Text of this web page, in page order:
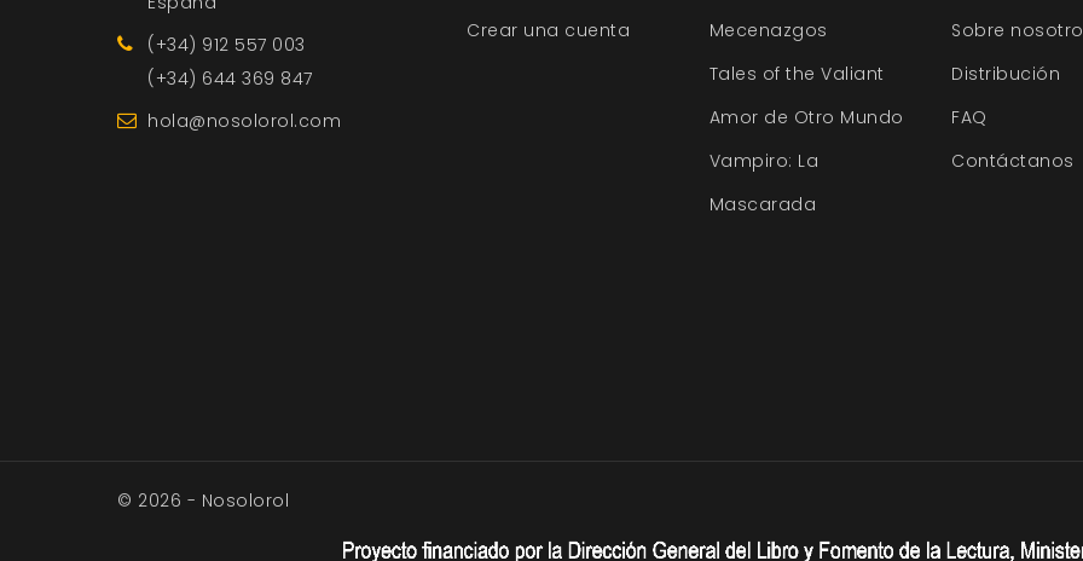
(+34) 912 557 003
(+34) 644 369 847
hola@nosolorol.com
Crear una cuenta
Mecenazgos
Tales of the Valiant
Amor de Otro Mundo
Vampiro: La
Mascarada
Sobre
Distribución
FAQ
Contáctanos
© 2026 - Nosolorol